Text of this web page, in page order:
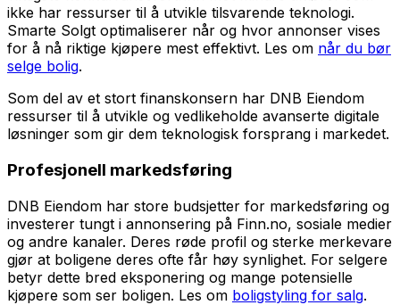
ikke har ressurser til å utvikle tilsvarende teknologi.
Smarte Solgt optimaliserer når og hvor annonser vises
for å nå riktige kjøpere mest effektivt. Les om når du bør
selge bolig.
Som del av et stort finanskonsern har DNB Eiendom
ressurser til å utvikle og vedlikeholde avanserte digitale
løsninger som gir dem teknologisk forsprang i markedet.
Profesjonell markedsføring
DNB Eiendom har store budsjetter for markedsføring og
investerer tungt i annonsering på Finn.no, sosiale medier
og andre kanaler. Deres røde profil og sterke merkevare
gjør at boligene deres ofte får høy synlighet. For selgere
betyr dette bred eksponering og mange potensielle
kjøpere som ser boligen. Les om boligstyling for salg.